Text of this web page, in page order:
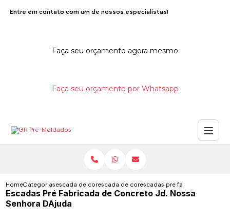
Entre em contato com um de nossos especialistas!
Faça seu orçamento agora mesmo
Faça seu orçamento por Whatsapp
HomeCategoriasescada de concretoescada de concreto internaescadas pre fabricada de
Escadas Pré Fabricada de Concreto Jd. Nossa
Senhora DAjuda